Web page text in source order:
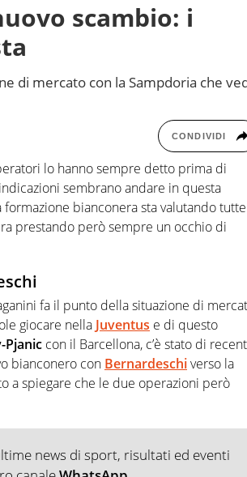
scambio: i
di mercato con la Sampdoria che
CONDIVIDI
lo hanno sempre detto prima di
sembrano andare in questa
formazione bianconera sta valutando tutte
prestando però sempre un occhio di
fa il punto della situazione di
giocare nella Juventus e di questo
Pjanic con il Barcellona, c’è stato di
bianconero con Bernardeschiverso la
a spiegare che le due operazioni però
news di sport, risultati ed eventi